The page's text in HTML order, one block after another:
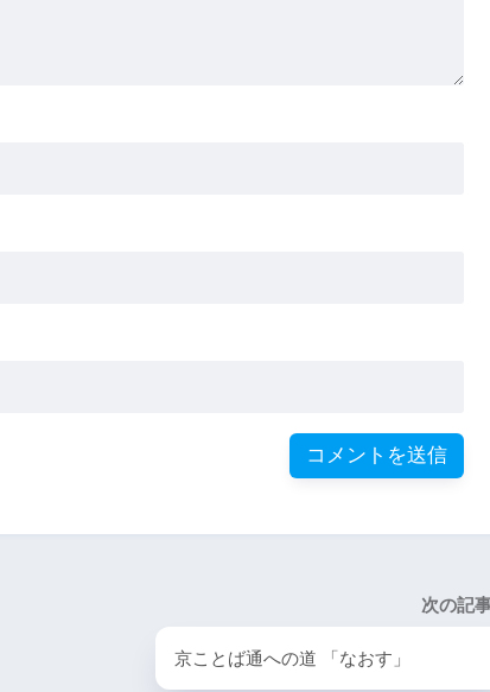
次の記
京ことば通への道 「なおす」